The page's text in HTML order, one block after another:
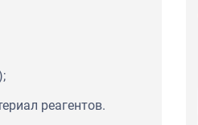
реагентов.